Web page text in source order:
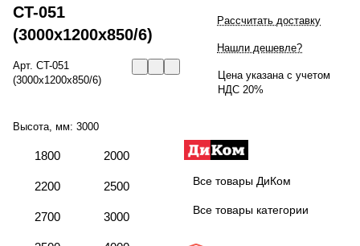
СT-051
(3000x1200x850/6)
Арт. СT-051
(3000x1200x850/6)
Высота, мм: 3000
1800 2000
2200 2500
2700 3000
Рассчитать доставку
Нашли дешевле?
Цена указана с учетом
НДС 20%
Все товары ДиКом
Все товары категории